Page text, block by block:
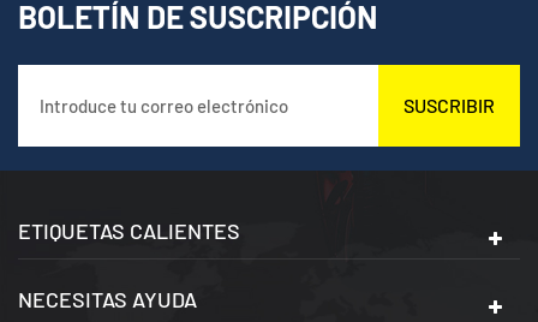
BOLETÍN DE SUSCRIPCIÓN
SUSCRIBIR
ETIQUETAS CALIENTES
NECESITAS AYUDA